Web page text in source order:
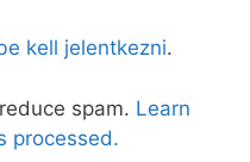
kell jelentkezni.
spam. Learn
processed.